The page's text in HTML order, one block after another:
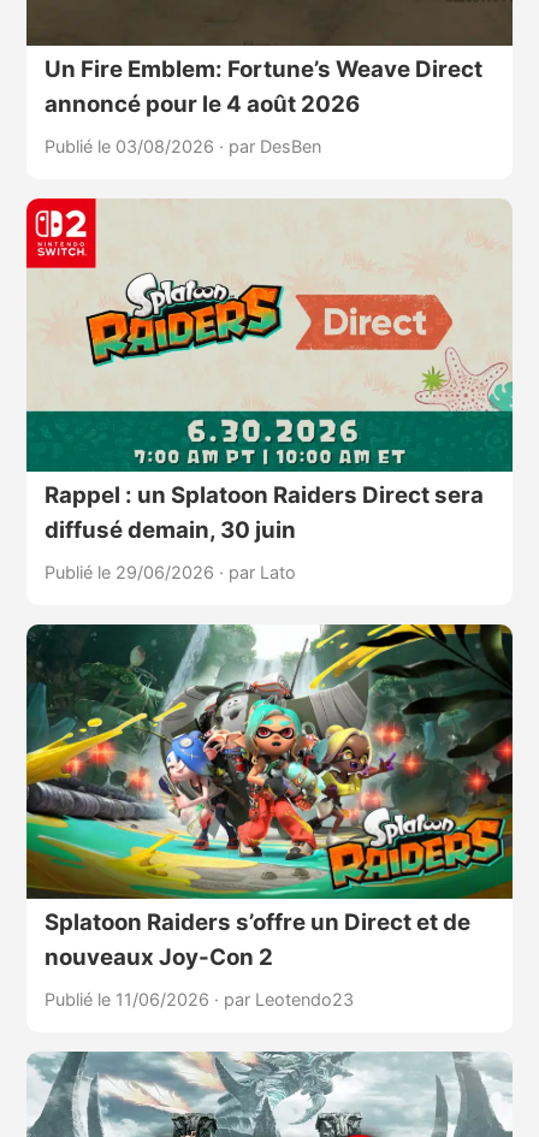
Un Fire Emblem: Fortune’s Weave Direct
annoncé pour le 4 août 2026
Publié le 03/08/2026 · par DesBen
Rappel : un Splatoon Raiders Direct sera
diffusé demain, 30 juin
Publié le 29/06/2026 · par Lato
Splatoon Raiders s’offre un Direct et de
nouveaux Joy-Con 2
Publié le 11/06/2026 · par Leotendo23